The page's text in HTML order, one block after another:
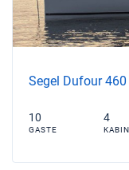
Segel Dufour
10
GASTE
4